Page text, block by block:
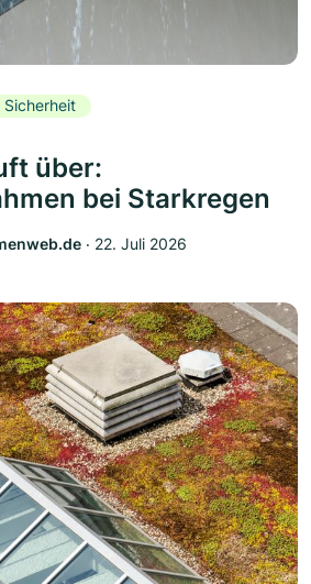
Sicherheit
über:
bei Starkregen
‧ 22. Juli 2026